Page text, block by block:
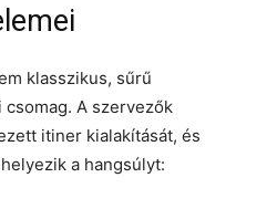
klasszikus, sűrű
A szervezők
itiner kialakítását, és
a hangsúlyt: